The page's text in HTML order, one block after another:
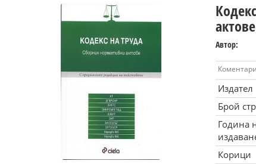
актове
Автор:
Издател
Брой
Година
Корици